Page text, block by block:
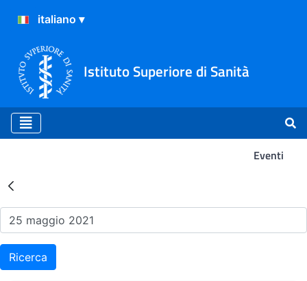
Istituto Superiore di Sanità
Eventi
Risultati della Ricerca -
Ricerca